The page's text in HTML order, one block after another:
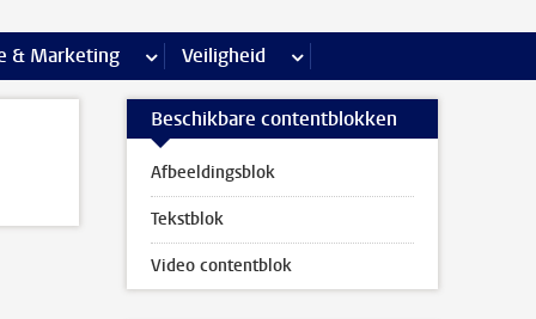
& Marketing meer Communicatie & Marketing pagina’s
Veiligheid meer Veiligheid pagina’s
Beschikbare contentblokken
Afbeeldingsblok
Tekstblok
Video contentblok